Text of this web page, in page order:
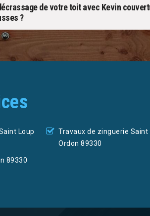
de votre toit avec Kevin
?
Loup
89330
Travaux de zinguerie Saint
Ordon 89330